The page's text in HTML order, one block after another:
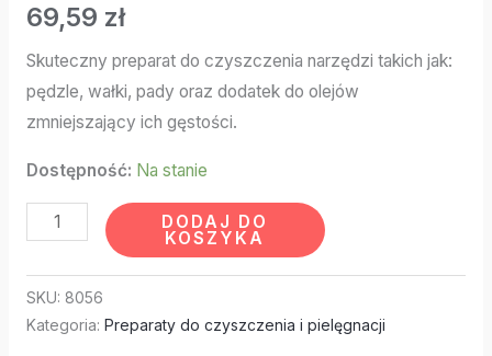
69,59 zł
Skuteczny preparat do czyszczenia narzędzi takich jak:
pędzle, wałki, pady oraz dodatek do olejów
zmniejszający ich gęstości.
Dostępność: Na stanie
DODAJ DO
KOSZYKA
SKU: 8056
Kategoria: Preparaty do czyszczenia i pielęgnacji